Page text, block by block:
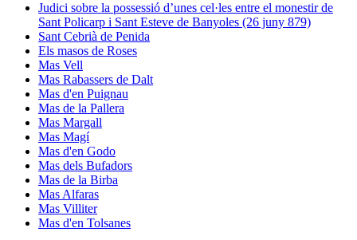
Judici sobre la possessió d’unes cel·les entre el monestir de
Sant Policarp i Sant Esteve de Banyoles (26 juny 879)
Sant Cebrià de Penida
Els masos de Roses
Mas Vell
Mas Rabassers de Dalt
Mas d'en Puignau
Mas de la Pallera
Mas Margall
Mas Magí
Mas d'en Godo
Mas dels Bufadors
Mas de la Birba
Mas Alfaras
Mas Villiter
Mas d'en Tolsanes